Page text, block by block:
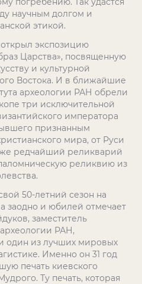
научным долгом и
этикой.
экспозицию
Царства», посвященную
и культурной
Востока. И в ближайшие
археологии РАН обрели
три исключительной
императора
признанным
мира, от Руси
редчайший реликварий
реликвию из
50-летний сезон на
заодно и юбилей отмечает
заместитель
РАН,
один из лучших мировых
Именно он 31 год
печать киевского
Ту печать, которая